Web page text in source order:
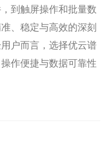
到触屏操作和批量数
、稳定与高效的深刻
户而言，选择优云谱
作便捷与数据可靠性